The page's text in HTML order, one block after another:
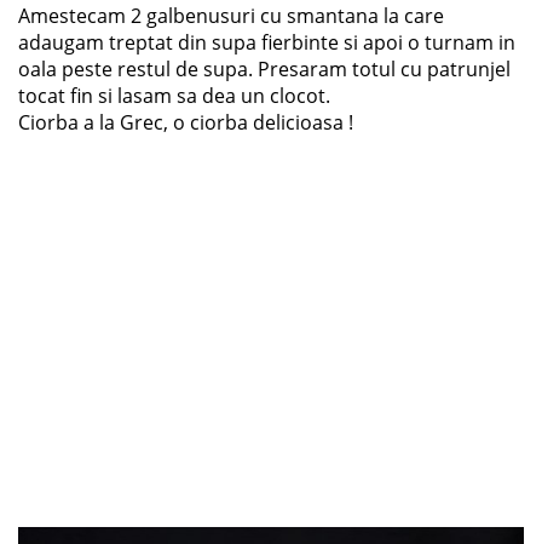
Amestecam 2 galbenusuri cu smantana la care
adaugam treptat din supa fierbinte si apoi o turnam in
oala peste restul de supa. Presaram totul cu patrunjel
tocat fin si lasam sa dea un clocot.
Ciorba a la Grec, o ciorba delicioasa !